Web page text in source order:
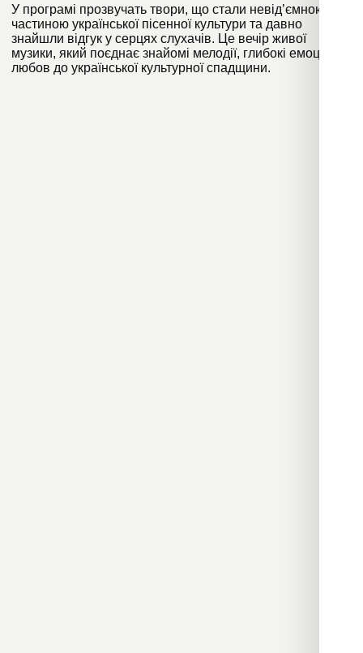
У програмі прозвучать твори, що стали невід’ємною
частиною української пісенної культури та давно
знайшли відгук у серцях слухачів. Це вечір живої
музики, який поєднає знайомі мелодії, глибокі емоції та
любов до української культурної спадщини.